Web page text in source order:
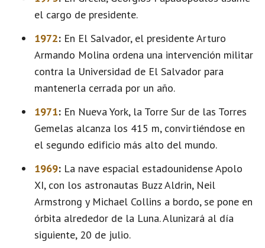
el cargo de presidente.
1972: En El Salvador, el presidente Arturo
Armando Molina ordena una intervención militar
contra la Universidad de El Salvador para
mantenerla cerrada por un año.
1971: En Nueva York, la Torre Sur de las Torres
Gemelas alcanza los 415 m, convirtiéndose en
el segundo edificio más alto del mundo.
1969: La nave espacial estadounidense Apolo
XI, con los astronautas Buzz Aldrin, Neil
Armstrong y Michael Collins a bordo, se pone en
órbita alrededor de la Luna. Alunizará al día
siguiente, 20 de julio.